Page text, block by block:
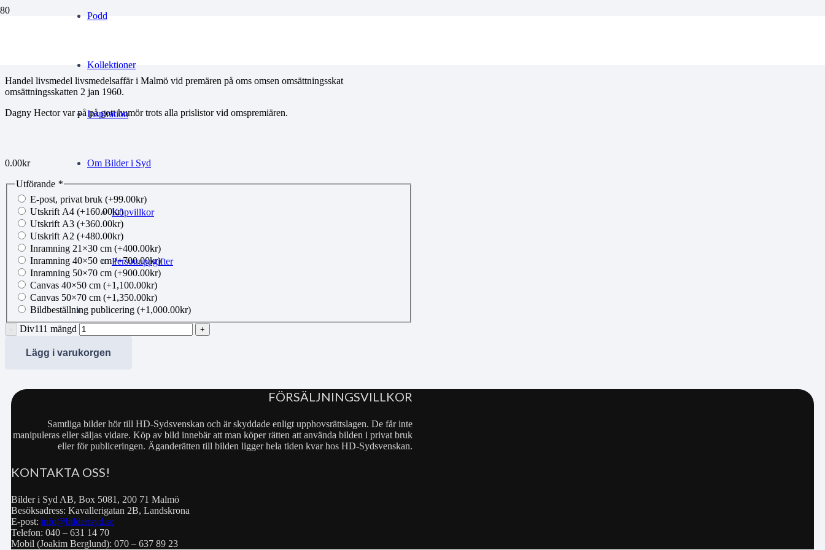
Podd
Kollektioner
Inspiration
Om Bilder i Syd
Köpvillkor
Personuppgifter
Handel livsmedel livsmedelsaffär i Malmö vid premären på oms omsen omsättningsskat
omsättningsskatten 2 jan 1960.
Dagny Hector var på på gott humör trots alla prislistor vid omspremiären.
0.00kr
Utförande *
E-post, privat bruk (+99.00kr)
Utskrift A4 (+160.00kr)
Utskrift A3 (+360.00kr)
Utskrift A2 (+480.00kr)
Inramning 21×30 cm (+400.00kr)
Inramning 40×50 cm(+700.00kr)
Inramning 50×70 cm (+900.00kr)
Canvas 40×50 cm (+1,100.00kr)
Canvas 50×70 cm (+1,350.00kr)
Bildbeställning publicering (+1,000.00kr)
Div111 mängd
Lägg i varukorgen
FÖRSÄLJNINGSVILLKOR
Samtliga bilder hör till HD-Sydsvenskan och är skyddade enligt upphovsrättslagen. De får inte
manipuleras eller säljas vidare. Köp av bild innebär att man köper rätten att använda bilden i privat bruk
eller för publiceringen. Äganderätten till bilden ligger hela tiden kvar hos HD-Sydsvenskan.
KONTAKTA OSS!
Bilder i Syd AB, Box 5081, 200 71 Malmö
Besöksadress: Kavallerigatan 2B, Landskrona
E-post: info@bilderisyd.se
Telefon: 040 – 631 14 70
Mobil (Joakim Berglund): 070 – 637 89 23